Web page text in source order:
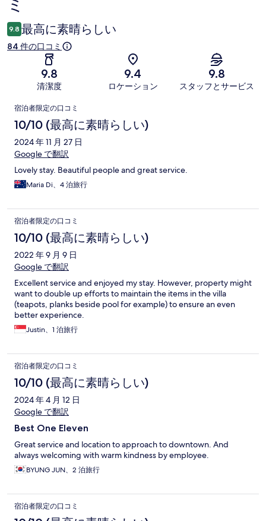
コ
ミ
ミ
9.8 最高に素晴らしい
84 件の口コミ
9.8
清潔度
9.4
ロケーション
9.8
スタッフとサービス
口
コ
ミ
宿泊者限定の口コミ
10/10 (最高に素晴らしい)
2024 年 11 月 27 日
Google で翻訳
Lovely stay. Beautiful people and great service.
Maria Di、4 泊旅行
宿泊者限定の口コミ
10/10 (最高に素晴らしい)
2022 年 9 月 9 日
Google で翻訳
Excellent service and enjoyed my stay. However, property might
want to double up efforts to maintain the items in the villa
(teapots, planks beside pool for example) to ensure an even
better experience.
Justin、1 泊旅行
宿泊者限定の口コミ
10/10 (最高に素晴らしい)
2024 年 4 月 12 日
Google で翻訳
Best One Eleven
Great service and location to approach to downtown. And
always welcoming with warm kindness by employee.
BYUNG JUN、2 泊旅行
宿泊者限定の口コミ